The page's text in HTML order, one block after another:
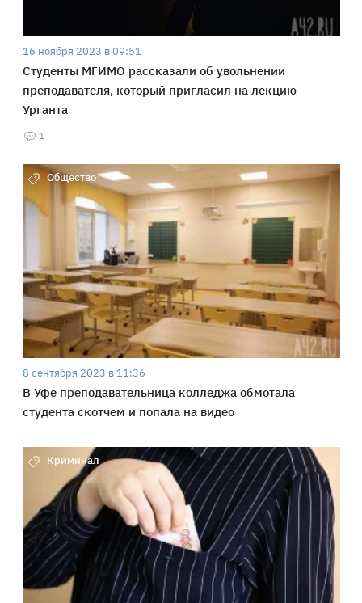
16 ноября 2023 в 09:51
Студенты МГИМО рассказали об увольнении
преподавателя, который пригласил на лекцию
Урганта
1
Общество
8 сентября 2023 в 11:36
В Уфе преподавательница колледжа обмотала
студента скотчем и попала на видео
Криминал